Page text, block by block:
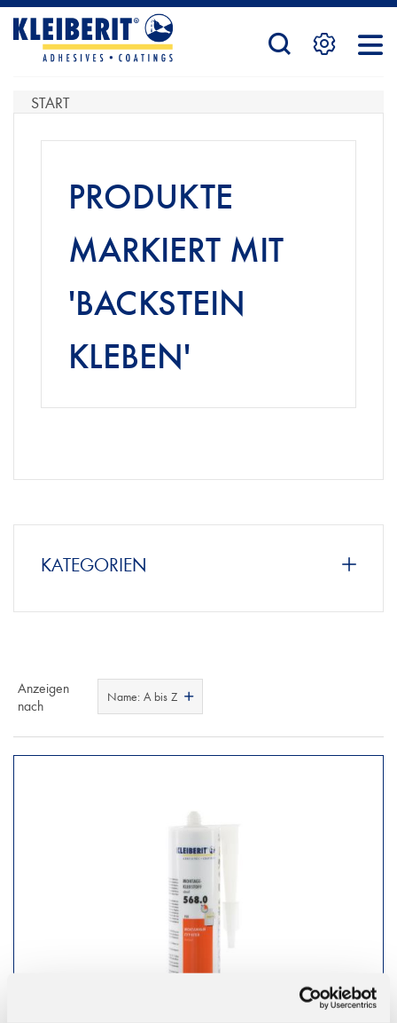
STARTSEITE
PRODUKTE
START
PRODUKTE
MARKIERT MIT
'BACKSTEIN
KLEBEN'
KATEGORIEN
Anzeigen
nach
Name: A bis Z